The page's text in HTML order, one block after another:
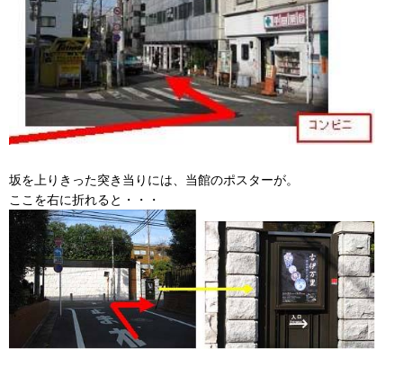
坂を上りきった突き当りには、当館のポスターが。
ここを右に折れると・・・